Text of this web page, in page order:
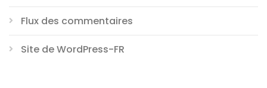
Flux des commentaires
Site de WordPress-FR